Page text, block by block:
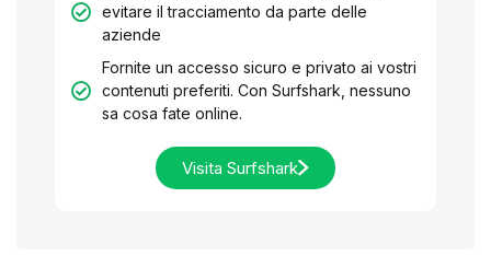
evitare il tracciamento da parte delle
aziende
Fornite un accesso sicuro e privato ai vostri
contenuti preferiti. Con Surfshark, nessuno
sa cosa fate online.
Visita Surfshark